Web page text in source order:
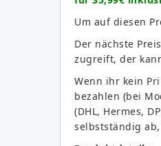
Um auf diesen
Der nächste
zugreift, der
Wenn ihr kein
bezahlen (bei
(DHL, Hermes,
selbstständig